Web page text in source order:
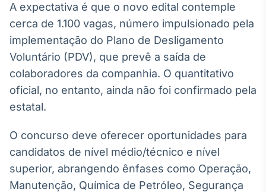
Broadcast
Wallboard
Conteúdos e
dados para
displays e telas
Curadoria de
conteúdos
Soluções de
Tecnologia
A expectativa é que o novo edital contemple
cerca de 1.100 vagas, número impulsionado pela
implementação do Plano de Desligamento
Voluntário (PDV), que prevê a saída de
colaboradores da companhia. O quantitativo
oficial, no entanto, ainda não foi confirmado pela
estatal.
O concurso deve oferecer oportunidades para
candidatos de nível médio/técnico e nível
superior, abrangendo ênfases como Operação,
Manutenção, Química de Petróleo, Segurança